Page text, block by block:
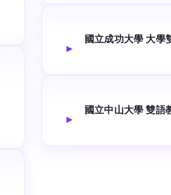
國立成功大學 大學
國立中山大學 雙語